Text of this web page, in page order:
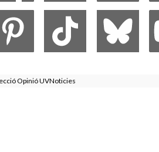
Opinió UVNoticies